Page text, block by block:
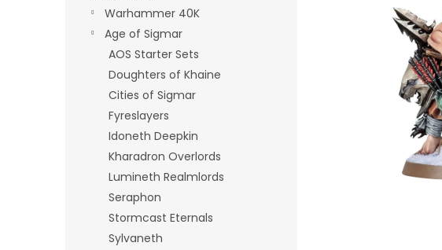
Warhammer 40K
Age of Sigmar
AOS Starter Sets
Doughters of Khaine
Cities of Sigmar
Fyreslayers
Idoneth Deepkin
Kharadron Overlords
Lumineth Realmlords
Seraphon
Stormcast Eternals
Sylvaneth